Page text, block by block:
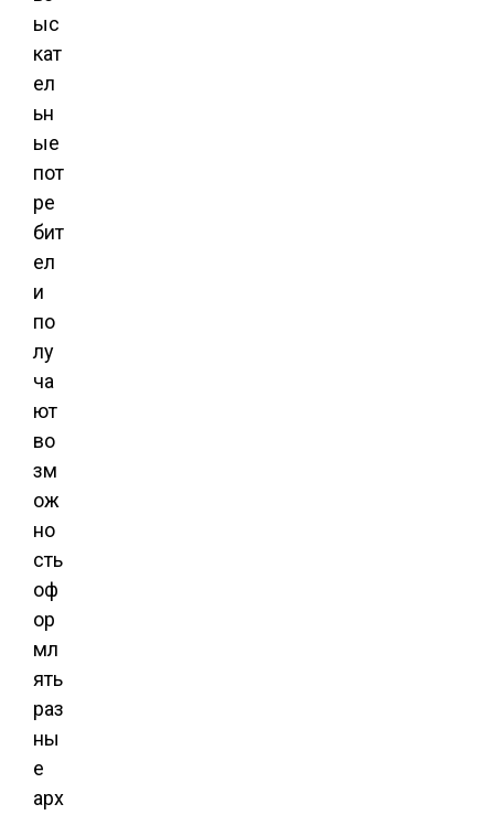
ыс
кат
ел
ьн
ые
пот
ре
бит
ел
и
по
лу
ча
ют
во
зм
ож
но
сть
оф
ор
мл
ять
раз
ны
е
арх